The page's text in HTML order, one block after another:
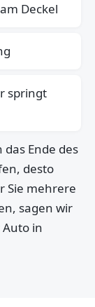
Deckel
springt
Ende des
desto
Sie mehrere
sagen wir
in